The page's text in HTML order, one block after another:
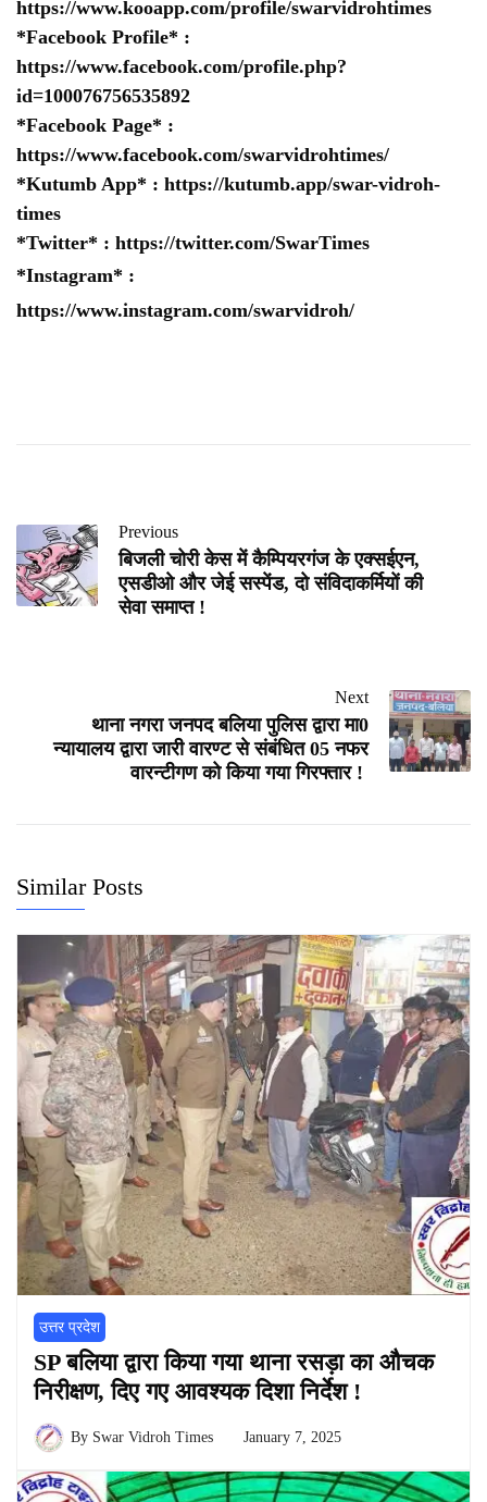
https://www.kooapp.com/profile/swarvidrohtimes
*Facebook Profile* :
https://www.facebook.com/profile.php?
id=100076756535892
*Facebook Page* :
https://www.facebook.com/swarvidrohtimes/
*Kutumb App* : https://kutumb.app/swar-vidroh-
times
*Twitter* : https://twitter.com/SwarTimes
*Instagram* :
https://www.instagram.com/swarvidroh/
Previous
बिजली चोरी केस में कैम्पियरगंज के एक्सईएन,
एसडीओ और जेई सस्पेंड, दो संविदाकर्मियों की
सेवा समाप्त !
Next
थाना नगरा जनपद बलिया पुलिस द्वारा मा0
न्यायालय द्वारा जारी वारण्ट से संबंधित 05 नफर
वारन्टीगण को किया गया गिरफ्तार !
Similar Posts
उत्तर प्रदेश
SP बलिया द्वारा किया गया थाना रसड़ा का औचक
निरीक्षण, दिए गए आवश्यक दिशा निर्देश !
By Swar Vidroh Times January 7, 2025